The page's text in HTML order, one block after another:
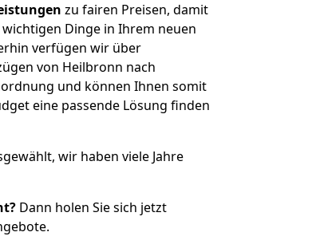
zu fairen Preisen, damit
Dinge in Ihrem neuen
verfügen wir über
von Heilbronn nach
und können Ihnen somit
eine passende Lösung finden
wir haben viele Jahre
Dann holen Sie sich jetzt